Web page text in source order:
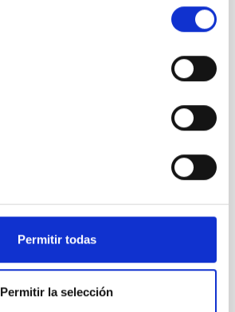
Permitir todas
Permitir la selección